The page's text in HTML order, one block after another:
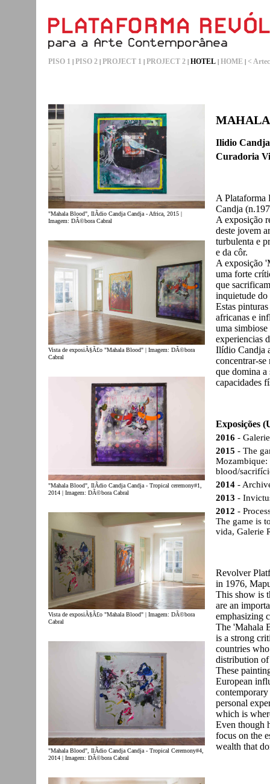
PISO 1 | PISO 2 | PROJECT 1 | PROJECT 2 | HOTEL | HOME | <
"Mahala Blood", IlÃ­dio Candja Candja - Africa, 2015 |
Imagem: DÃ©bora Cabral
Vista de exposiÃ§Ã£o "Mahala Blood" | Imagem: DÃ©bora
Cabral
"Mahala Blood", IlÃ­dio Candja Candja - Tropical ceremony#1,
2014 | Imagem: DÃ©bora Cabral
Vista de exposiÃ§Ã£o "Mahala Blood" | Imagem: DÃ©bora
Cabral
"Mahala Blood", IlÃ­dio Candja Candja - Tropical Ceremony#4,
2014 | Imagem: DÃ©bora Cabral
Ilidio
Curadoria
A Plataforma
Candja
A exposição
deste jovem
turbulenta e
e da côr.
A exposição
uma forte
que
inquietude do
Estas
africanas e
uma
experiencias
Ilídio Candja
concentrar-se
que domina a
capacidades
Exposições
2016 -
2015 - The
blood/
2014 -
2013 -
2012 -
The game is
vida, Galerie
Revolver
in 1976,
This show is
are an
emphasizing
The 'Mahala
is a strong
countries
distribution
These
European
personal
which is
Even though
focus on the
wealth that